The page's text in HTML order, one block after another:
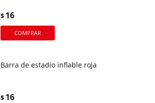
$ 16
Barra de estadio inflable roja
$ 16